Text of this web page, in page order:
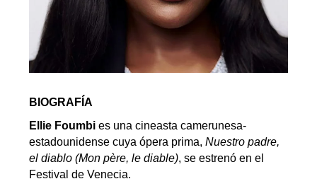
BIOGRAFÍA
Ellie Foumbi es una cineasta camerunesa-
estadounidense cuya ópera prima,Nuestro padre,
el diablo (Mon père, le diable), se estrenó en el
Festival de Venecia.